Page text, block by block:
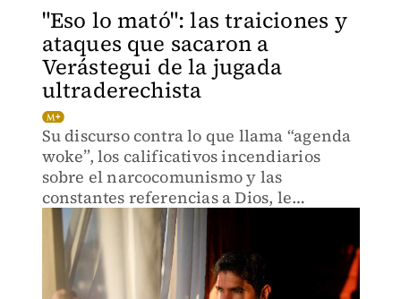
"Eso lo mató": las traiciones y
ataques que sacaron a
Verástegui de la jugada
ultraderechista
Su discurso contra lo que llama “agenda
woke”, los calificativos incendiarios
sobre el narcocomunismo y las
constantes referencias a Dios, le
abrieron el camino a la vida política,
pero poco le duró el gusto.